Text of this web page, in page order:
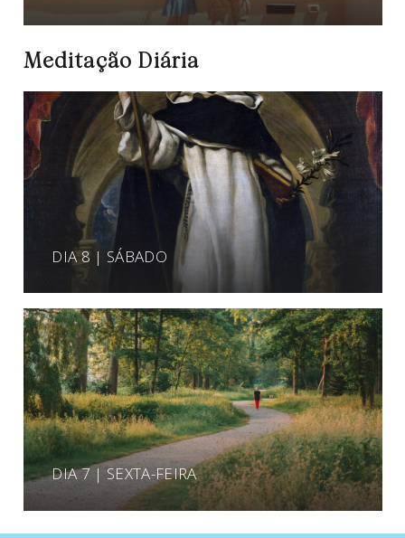
Meditação Diária
DIA 8 | SÁBADO
DIA 7 | SEXTA-FEIRA